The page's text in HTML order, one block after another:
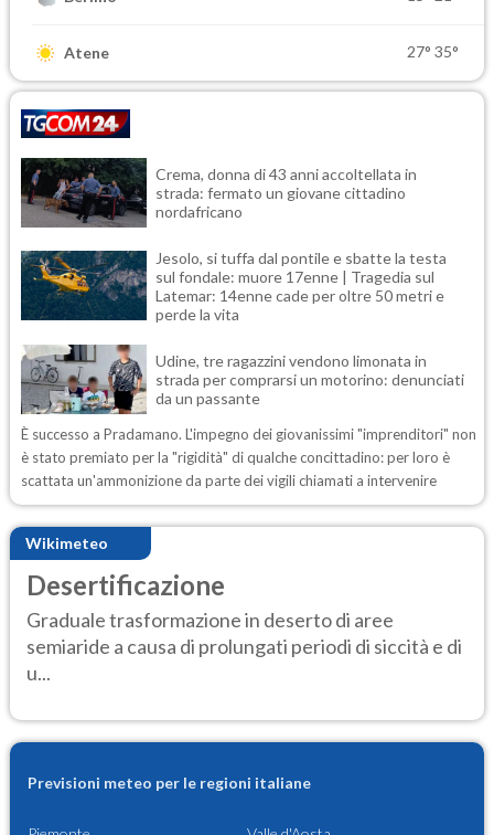
Atene 27° 35°
Wikimeteo
Desertificazione
Graduale trasformazione in deserto di aree
semiaride a causa di prolungati periodi di siccità e di
u...
Crema, donna di 43 anni accoltellata in
strada: fermato un giovane cittadino
nordafricano
Jesolo, si tuffa dal pontile e sbatte la testa
sul fondale: muore 17enne | Tragedia sul
Latemar: 14enne cade per oltre 50 metri e
perde la vita
Udine, tre ragazzini vendono limonata in
strada per comprarsi un motorino: denunciati
da un passante
È successo a Pradamano. L'impegno dei giovanissimi "imprenditori" non
è stato premiato per la "rigidità" di qualche concittadino: per loro è
scattata un'ammonizione da parte dei vigili chiamati a intervenire
Previsioni meteo per le regioni italiane